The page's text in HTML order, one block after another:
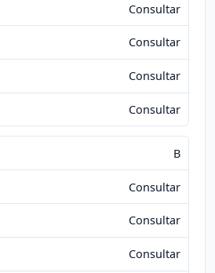
Consultar
Consultar
Consultar
Consultar
B
Consultar
Consultar
Consultar